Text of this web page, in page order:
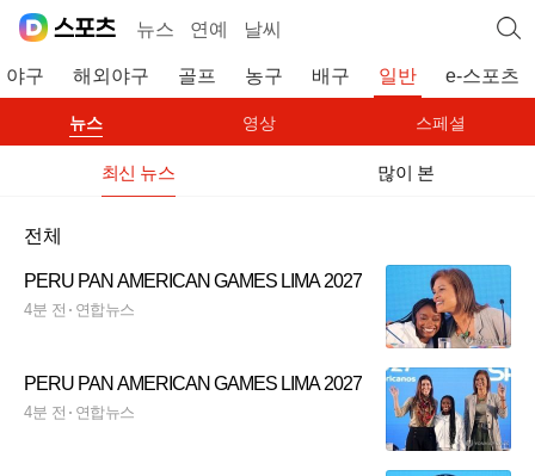
뉴스 연예 날씨
야구 해외야구 골프 농구 배구 일반 e-스포츠
뉴스 영상 스페셜
최신 뉴스 많이 본
전체
PERU PAN AMERICAN GAMES LIMA 2027
4분 전 연합뉴스
PERU PAN AMERICAN GAMES LIMA 2027
4분 전 연합뉴스